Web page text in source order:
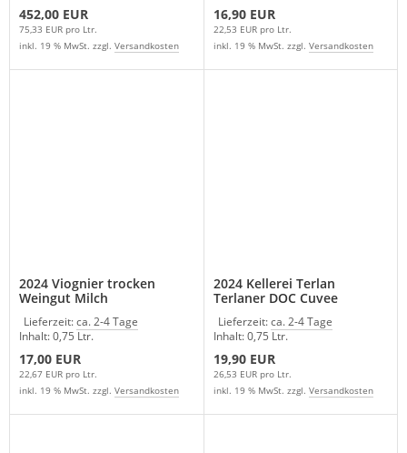
452,00 EUR
75,33 EUR pro Ltr.
inkl. 19 % MwSt. zzgl. Versandkosten
16,90 EUR
22,53 EUR pro Ltr.
inkl. 19 % MwSt. zzgl. Versandkosten
2024 Viognier trocken
Weingut Milch
Lieferzeit:ca. 2-4 Tage
Inhalt: 0,75 Ltr.
17,00 EUR
22,67 EUR pro Ltr.
inkl. 19 % MwSt. zzgl. Versandkosten
2024 Kellerei Terlan
Terlaner DOC Cuvee
Lieferzeit:ca. 2-4 Tage
Inhalt: 0,75 Ltr.
19,90 EUR
26,53 EUR pro Ltr.
inkl. 19 % MwSt. zzgl. Versandkosten